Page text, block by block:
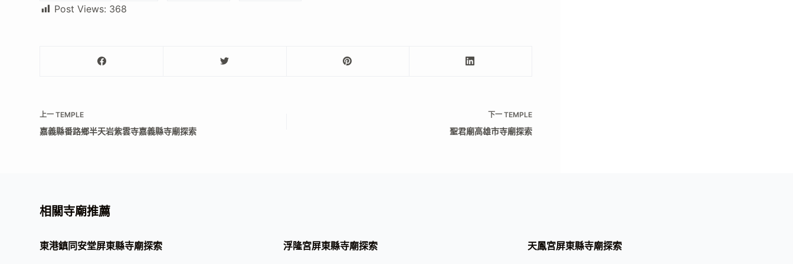
Post Views: 368
上一TEMPLE
嘉義縣番路鄉半天岩紫雲寺嘉義縣寺廟探索
下一 TEMPLE
聖君廟高雄市寺廟探索
相關寺廟推薦
東港鎮同安堂屏東縣寺廟探索 浮隆宮屏東縣寺廟探索 天鳳宮屏東縣寺廟探索